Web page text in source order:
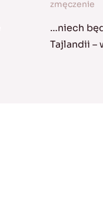
zmęczenie
…niech
Tajlandii –